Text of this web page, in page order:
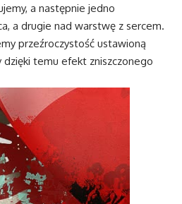
a następnie jedno
a drugie nad warstwę z sercem.
przeźroczystość ustawioną
dzięki temu efekt zniszczonego